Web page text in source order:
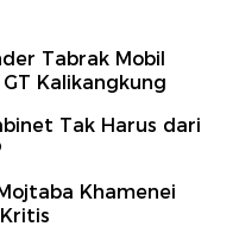
Tabrak Mobil
Kalikangkung
Tak Harus dari
Khamenei